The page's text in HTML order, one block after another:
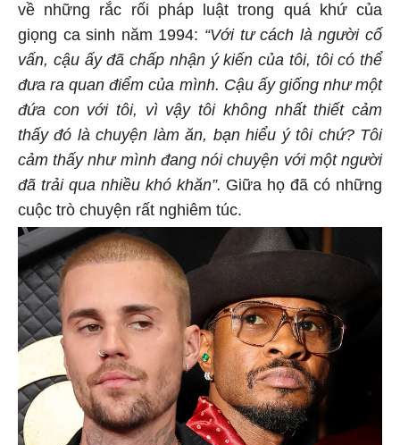
về những rắc rối pháp luật trong quá khứ của
giọng ca sinh năm 1994: “Với tư cách là người cố
vấn, cậu ấy đã chấp nhận ý kiến của tôi, tôi có thể
đưa ra quan điểm của mình. Cậu ấy giống như một
đứa con với tôi, vì vậy tôi không nhất thiết cảm
thấy đó là chuyện làm ăn, bạn hiểu ý tôi chứ? Tôi
cảm thấy như mình đang nói chuyện với một người
đã trải qua nhiều khó khăn”. Giữa họ đã có những
cuộc trò chuyện rất nghiêm túc.